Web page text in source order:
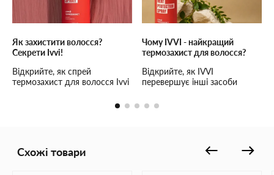
Tangle Teezer The Ultimate Detangler Chrome - це ваш стильний
комфорт - у кожному розчісуванні.
Як захистити волосся?
Секрети Ivvi!
Відкрийте, як спрей
термозахист для волосся Ivvi
від пошкоджень. Ефективний
Чому IVVI - найкращий
термозахист для волосся?
Відкрийте, як IVVI
перевершує інші засоби
волоссю максимальний
Схожі товари